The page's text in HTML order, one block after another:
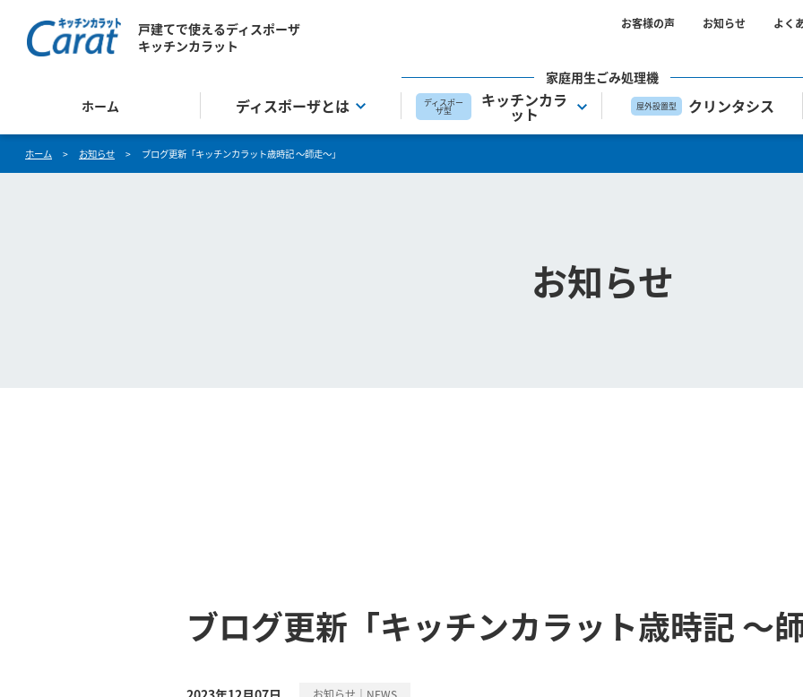
お客様の声 お知らせ よく
戸建てで使えるディスポーザ
キッチンカラット
家庭用生ごみ処理機
ホーム
ディスポーザとは ディスポー
ザ型
キッチンカラ
ット 屋外設置型 クリンタシス
ホーム > お知らせ > ブログ更新「キッチンカラット歳時記 ～師走～」
お知らせ
ブログ更新「キッチンカラット歳時記 ～
お知らせ｜NEWS